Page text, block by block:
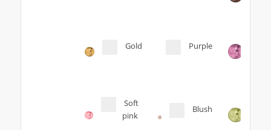
Gold Purple
Soft
pink
Blush